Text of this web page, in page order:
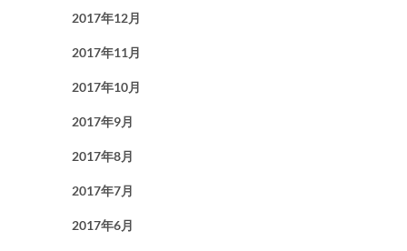
2017年12月
2017年11月
2017年10月
2017年9月
2017年8月
2017年7月
2017年6月